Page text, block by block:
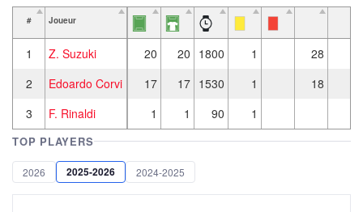
# Joueur
1 Z. Suzuki 20 20 1800 1 28
2
Edoardo Corvi 17 17 1530 1 18
3
F. Rinaldi 1 1 90 1
TOP PLAYERS
2026 2025-2026 2024-2025